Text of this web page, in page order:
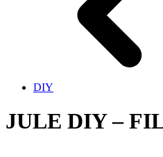
DIY
JULE DIY –